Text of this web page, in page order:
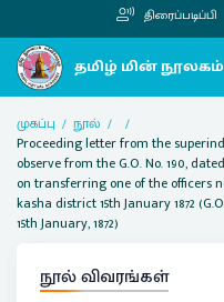
திரைப்படிப்பி
முகப்பு
நூல்
Proceeding letter from the
observe from the G.O. No. 190,
on transferring one of the officers
kasha district 15th January 1872
15th January, 1872)
நூல் விவரங்கள்